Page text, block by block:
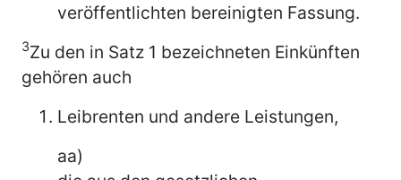
veröffentlichten bereinigten Fassung.
3Zu den in Satz 1 bezeichneten Einkünften
gehören auch
Leibrenten und andere Leistungen,
aa)